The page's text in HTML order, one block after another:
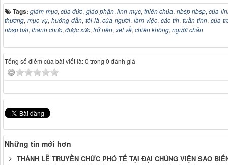
Tags:giám mục, của đức, giáo phận,linh mục, thiên chúa, nbsp nbsp,của
thương, mục vụ, hướng dẫn, tôi là,của người,làm việc,các tín, tuần tĩnh, của
nbsp bài, thánh chức, được xức, trở nên, xét về, chiên không, người chăn
Tổng số điểm của bài viết là: 0 trong 0 đánh giá
Những tin mới hơn
THÁNH LỄ TRUYỀN CHỨC PHÓ TẾ TẠI ĐẠI CHỦNG VIỆN SAO